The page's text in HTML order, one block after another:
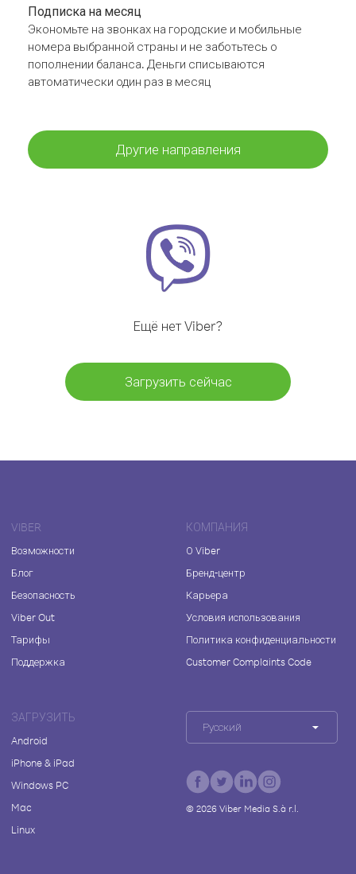
Подписка на месяц
Экономьте на звонках на городские и мобильные
номера выбранной страны и не заботьтесь о
пополнении баланса. Деньги списываются
автоматически один раз в месяц
Другие направления
Ещё нет Viber?
Загрузить сейчас
VIBER
Возможности
Блог
Безопасность
Viber Out
Тарифы
Поддержка
КОМПАНИЯ
О Viber
Бренд-центр
Карьера
Условия использования
Политика конфиденциальности
Customer Complaints Code
ЗАГРУЗИТЬ
Android
iPhone & iPad
Windows PC
Mac
Linux
Русский
© 2026Viber Media S.à r.l.